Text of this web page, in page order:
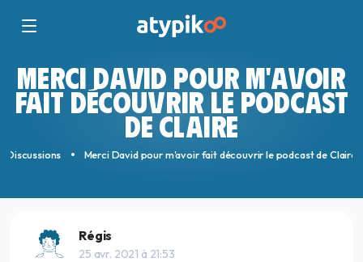
MERCI DAVID POUR M'AVOIR
FAIT DÉCOUVRIR LE PODCAST
DE CLAIRE
Discussions Merci David pour m'avoir fait découvrir le podcast de Claire
Régis
25 avr. 2021 à 21:53